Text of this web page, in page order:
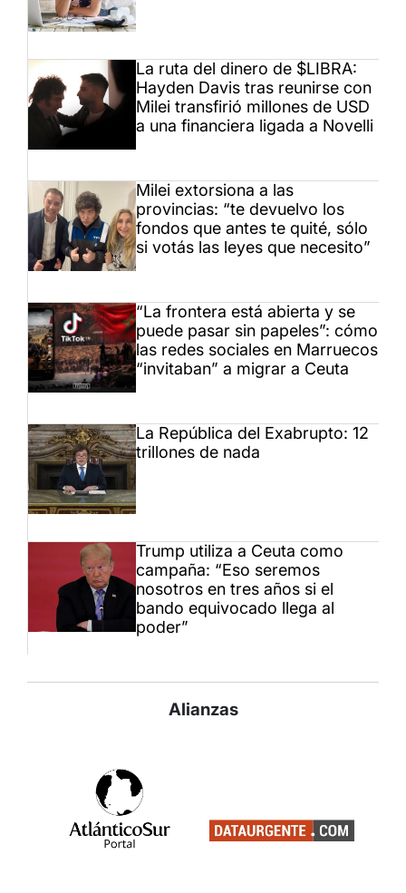
La ruta del dinero de $LIBRA:
Hayden Davis tras reunirse con
Milei transfirió millones de USD
a una financiera ligada a Novelli
Milei extorsiona a las
provincias: “te devuelvo los
fondos que antes te quité, sólo
si votás las leyes que necesito”
“La frontera está abierta y se
puede pasar sin papeles”: cómo
las redes sociales en Marruecos
“invitaban” a migrar a Ceuta
La República del Exabrupto: 12
trillones de nada
Trump utiliza a Ceuta como
campaña: “Eso seremos
nosotros en tres años si el
bando equivocado llega al
poder”
Alianzas